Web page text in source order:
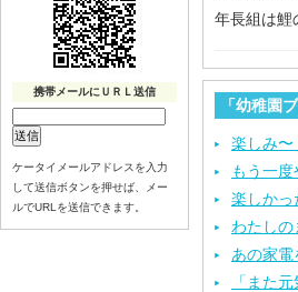
年長組は鯉
「幼稚園
楽しみ〜
もう一
楽しかっ
わたしの
あの家電
「また
携帯メールにＵＲＬ送信
ケータイメールアドレスを入力
して送信ボタンを押せば、メー
ルでURLを送信できます。